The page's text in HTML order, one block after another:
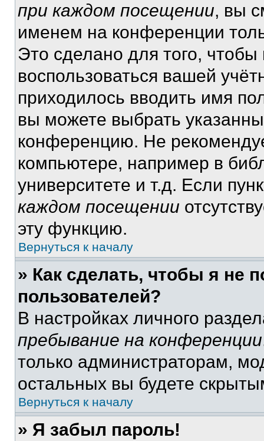
при каждом посещении, вы
именем на конференции
Это сделано для того, чтобы
воспользоваться вашей
приходилось вводить имя
вы можете выбрать
конференцию. Не
компьютере, например в
университете и т.д. Если
каждом посещении
эту функцию.
Вернуться к началу
» Как сделать, чтобы я не
пользователей?
В настройках личного
пребывание на конференции
только администраторам,
остальных вы будете
Вернуться к началу
» Я забыл пароль!